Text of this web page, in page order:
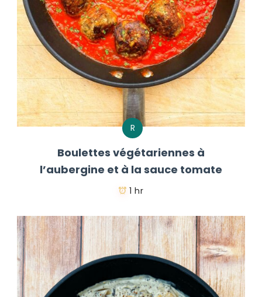
R
Boulettes végétariennes à
l’aubergine et à la sauce tomate
1 hr